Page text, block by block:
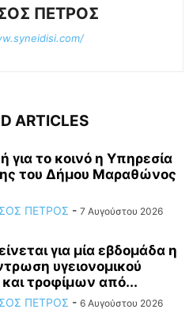
ΠΕΤΡΟΣ
ARTICLES
για το κοινό η Υπηρεσία
του Δήμου Μαραθώνος
ΠΕΤΡΟΣ - 7 Αυγούστου 2026
για μία εβδομάδα η
υγειονομικού
και τροφίμων από...
ΠΕΤΡΟΣ - 6 Αυγούστου 2026